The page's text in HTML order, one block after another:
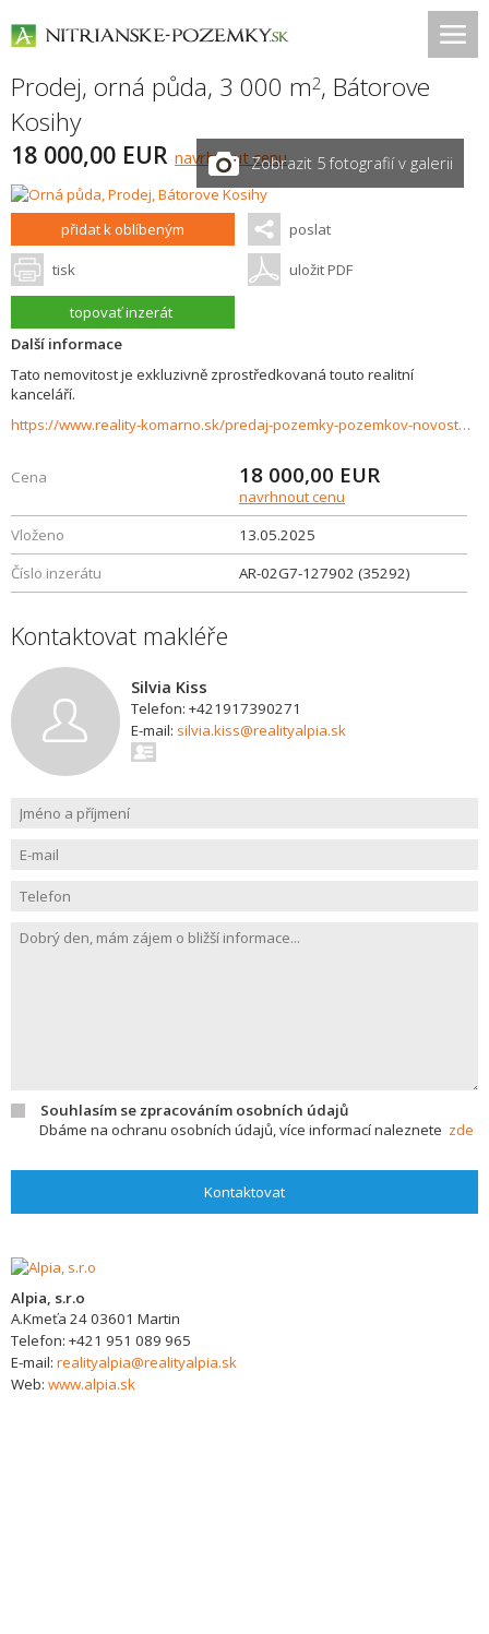
Prodej, orná půda, 3 000 m2, Bátorove
Kosihy
18 000,00 EUR navrhnout cenuZobrazit 5 fotografií v galerii
přidat k oblíbeným poslat
tisk uložit PDF
topovať inzerát
Další informace
Tato nemovitost je exkluzivně zprostředkovaná touto realitní
kanceláří.
https://www.reality-komarno.sk/predaj-pozemky-pozemkov-novostavby/ZNIZENA-CENA-Na-predaj-registrovana-vinica-vo-vinohradnickej-oblasti-v-Batorovych-Kosihach-35292/?utm_source=areality&utm_medium=xml&utm_term=35292&utm_content=chalupa&utm_campaign=portaly
Cena 18 000,00 EUR
navrhnout cenu
Vloženo
13.05.2025
Číslo inzerátu
AR-02G7-127902 (35292)
Kontaktovat makléře
Silvia Kiss
Telefon: +421917390271
E-mail: silvia.kiss@realityalpia.sk
Souhlasím se zpracováním osobních údajů
Dbáme na ochranu osobních údajů, více informací naleznete zde
Kontaktovat
Alpia, s.r.o
A.Kmeťa 2403601 Martin
Telefon: +421 951 089 965
E-mail: realityalpia@realityalpia.sk
Web: www.alpia.sk